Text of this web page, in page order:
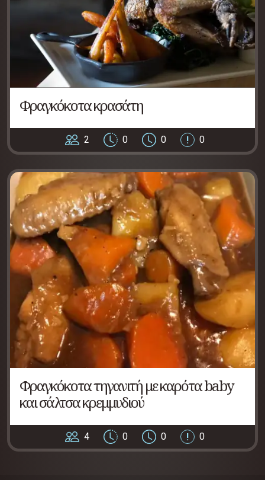
Φραγκόκοτα κρασάτη
2 0 0 0
Φραγκόκοτα τηγανιτή με καρότα baby
και σάλτσα κρεμμυδιού
4 0 0 0